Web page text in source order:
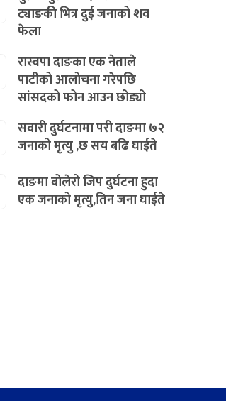
ट्याङकी भित्र दुई जनाको शव
फेला
रास्वपा दाङका एक नेताले
पाटीको आलोचना गरेपछि
सांसदको फोन आउन छोड्यो
सवारी दुर्घटनामा परी दाङमा ७२
जनाको मृत्यु ,छ सय बढि घाईते
दाङमा बोलेरो जिप दुर्घटना हुदा
एक जनाको मृत्यु,तिन जना घाईते